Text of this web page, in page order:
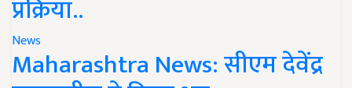
प्रक्रिया..
News
Maharashtra News: सीएम देवेंद्र